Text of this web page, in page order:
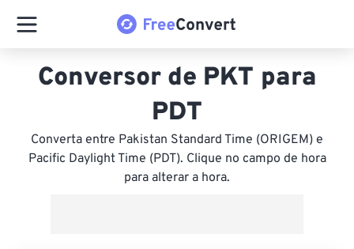
Conversor de PKT para
PDT
Converta entre Pakistan Standard Time (ORIGEM) e
Pacific Daylight Time (PDT). Clique no campo de hora
para alterar a hora.